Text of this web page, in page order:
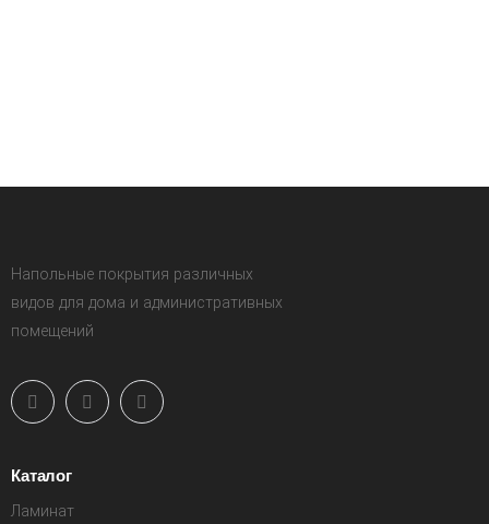
Напольные покрытия различных
видов для дома и административных
помещений
Каталог
Ламинат